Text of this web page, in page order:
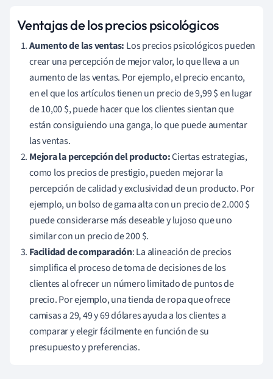
Ventajas de los precios psicológicos
Aumento de las ventas: Los precios psicológicos pueden
crear una percepción de mejor valor, lo que lleva a un
aumento de las ventas. Por ejemplo, el precio encanto,
en el que los artículos tienen un precio de 9,99 $ en lugar
de 10,00 $, puede hacer que los clientes sientan que
están consiguiendo una ganga, lo que puede aumentar
las ventas.
Mejora la percepción del producto:Ciertas estrategias,
como los precios de prestigio, pueden mejorar la
percepción de calidad y exclusividad de un producto. Por
ejemplo, un bolso de gama alta con un precio de 2.000 $
puede considerarse más deseable y lujoso que uno
similar con un precio de 200 $.
Facilidad de comparación: La alineación de precios
simplifica el proceso de toma de decisiones de los
clientes al ofrecer un número limitado de puntos de
precio. Por ejemplo, una tienda de ropa que ofrece
camisas a 29, 49 y 69 dólares ayuda a los clientes a
comparar y elegir fácilmente en función de su
presupuesto y preferencias.